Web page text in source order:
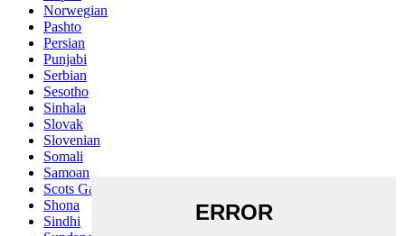
Norwegian
Pashto
Persian
Punjabi
Serbian
Sesotho
Sinhala
Slovak
Slovenian
Somali
Samoan
Scots Gaelic
Shona
Sindhi